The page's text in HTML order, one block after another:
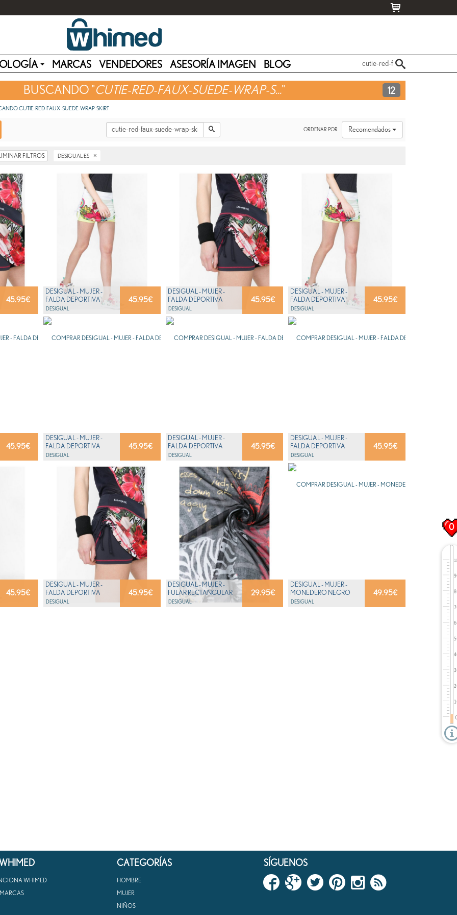
MARCAS VENDEDORES ASESORÍA IMAGEN BLOG
12
BUSCANDO "CUTIE-RED-FAUX-SUEDE-WRAP-S..."
CUTIE-RED-FAUX-SUEDE-WRAP-SKIRT
ORDENAR POR Recomendados
FILTROS ×
DESIGUAL ES
45.95€ 45.95€
DESIGUAL - MUJER -
FALDA DEPORTIVA
BLANCA CON FLORES -
FR SK...
DESIGUAL
45.95€
DESIGUAL - MUJER -
FALDA DEPORTIVA
BLANCA Y NEGRA - FR
SKIRT...
DESIGUAL
45.95€
DESIGUAL - MUJER -
FALDA DEPORTIVA
BLANCA CON FLORES -
FR SK...
DESIGUAL
45.95€ 45.95€
DESIGUAL - MUJER -
FALDA DEPORTIVA
BLANCA CON FLORES -
DESIGUAL
45.95€
DESIGUAL - MUJER -
FALDA DEPORTIVA
BLANCA Y NEGRA - FR
DESIGUAL
45.95€
DESIGUAL - MUJER -
FALDA DEPORTIVA
BLANCA CON FLORES -
FR SK...
DESIGUAL
45.95€ 45.95€
DESIGUAL - MUJER -
FALDA DEPORTIVA
BLANCA Y NEGRA - FR
DESIGUAL
29.95€
DESIGUAL - MUJER -
FULAR RECTANGULAR
NEGRO Y ESTAMPADO -
DESIGUAL
49.95€
DESIGUAL - MUJER -
MONEDERO NEGRO
CON ESTAMPADO ROJO
DESIGUAL
0
WHIMED
CATEGORÍAS
HOMBRE
MUJER
NIÑOS
SÍGUENOS